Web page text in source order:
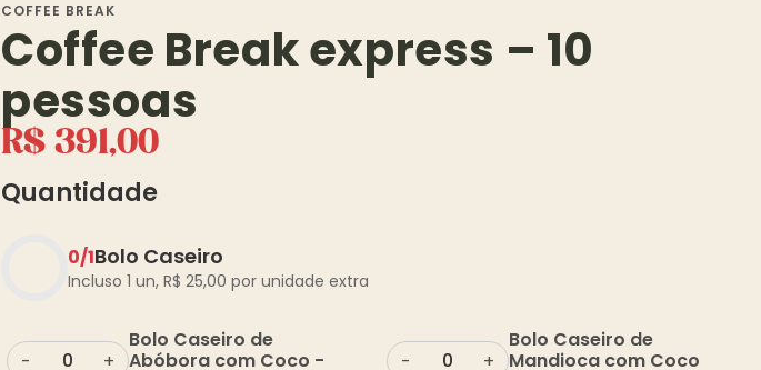
COFFEE BREAK
Coffee Break express – 10
pessoas
R$ 391,00
Quantidade
0/1Bolo Caseiro
Incluso 1 un, R$ 25,00 por unidade extra
- +
Bolo Caseiro de
Abóbora com Coco -
- +
Bolo Caseiro de
Mandioca com Coco